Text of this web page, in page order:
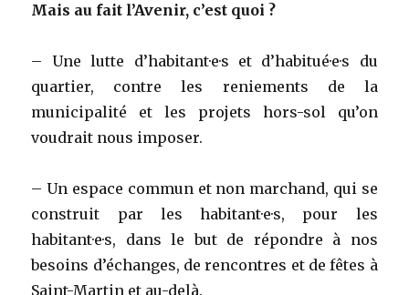
Mais au fait l’Avenir, c’est quoi ?
– Une lutte d’habitant·e·s et d’habitué·e·s du
quartier, contre les reniements de la
municipalité et les projets hors-sol qu’on
voudrait nous imposer.
– Un espace commun et non marchand, qui se
construit par les habitant·e·s, pour les
habitant·e·s, dans le but de répondre à nos
besoins d’échanges, de rencontres et de fêtes à
Saint-Martin et au-delà.